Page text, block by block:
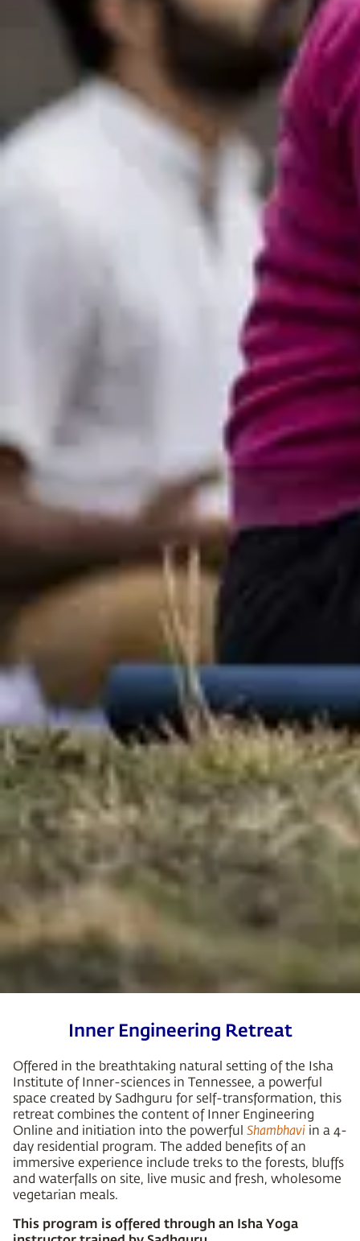
Inner Engineering Retreat
Offered in the breathtaking natural setting of the Isha
Institute of Inner-sciences in Tennessee, a powerful
space created by Sadhguru for self-transformation, this
retreat combines the content of Inner Engineering
Online and initiation into the powerful Shambhavi in a 4-
day residential program. The added benefits of an
immersive experience include treks to the forests, bluffs
and waterfalls on site, live music and fresh, wholesome
vegetarian meals.
This program is offered through an Isha Yoga